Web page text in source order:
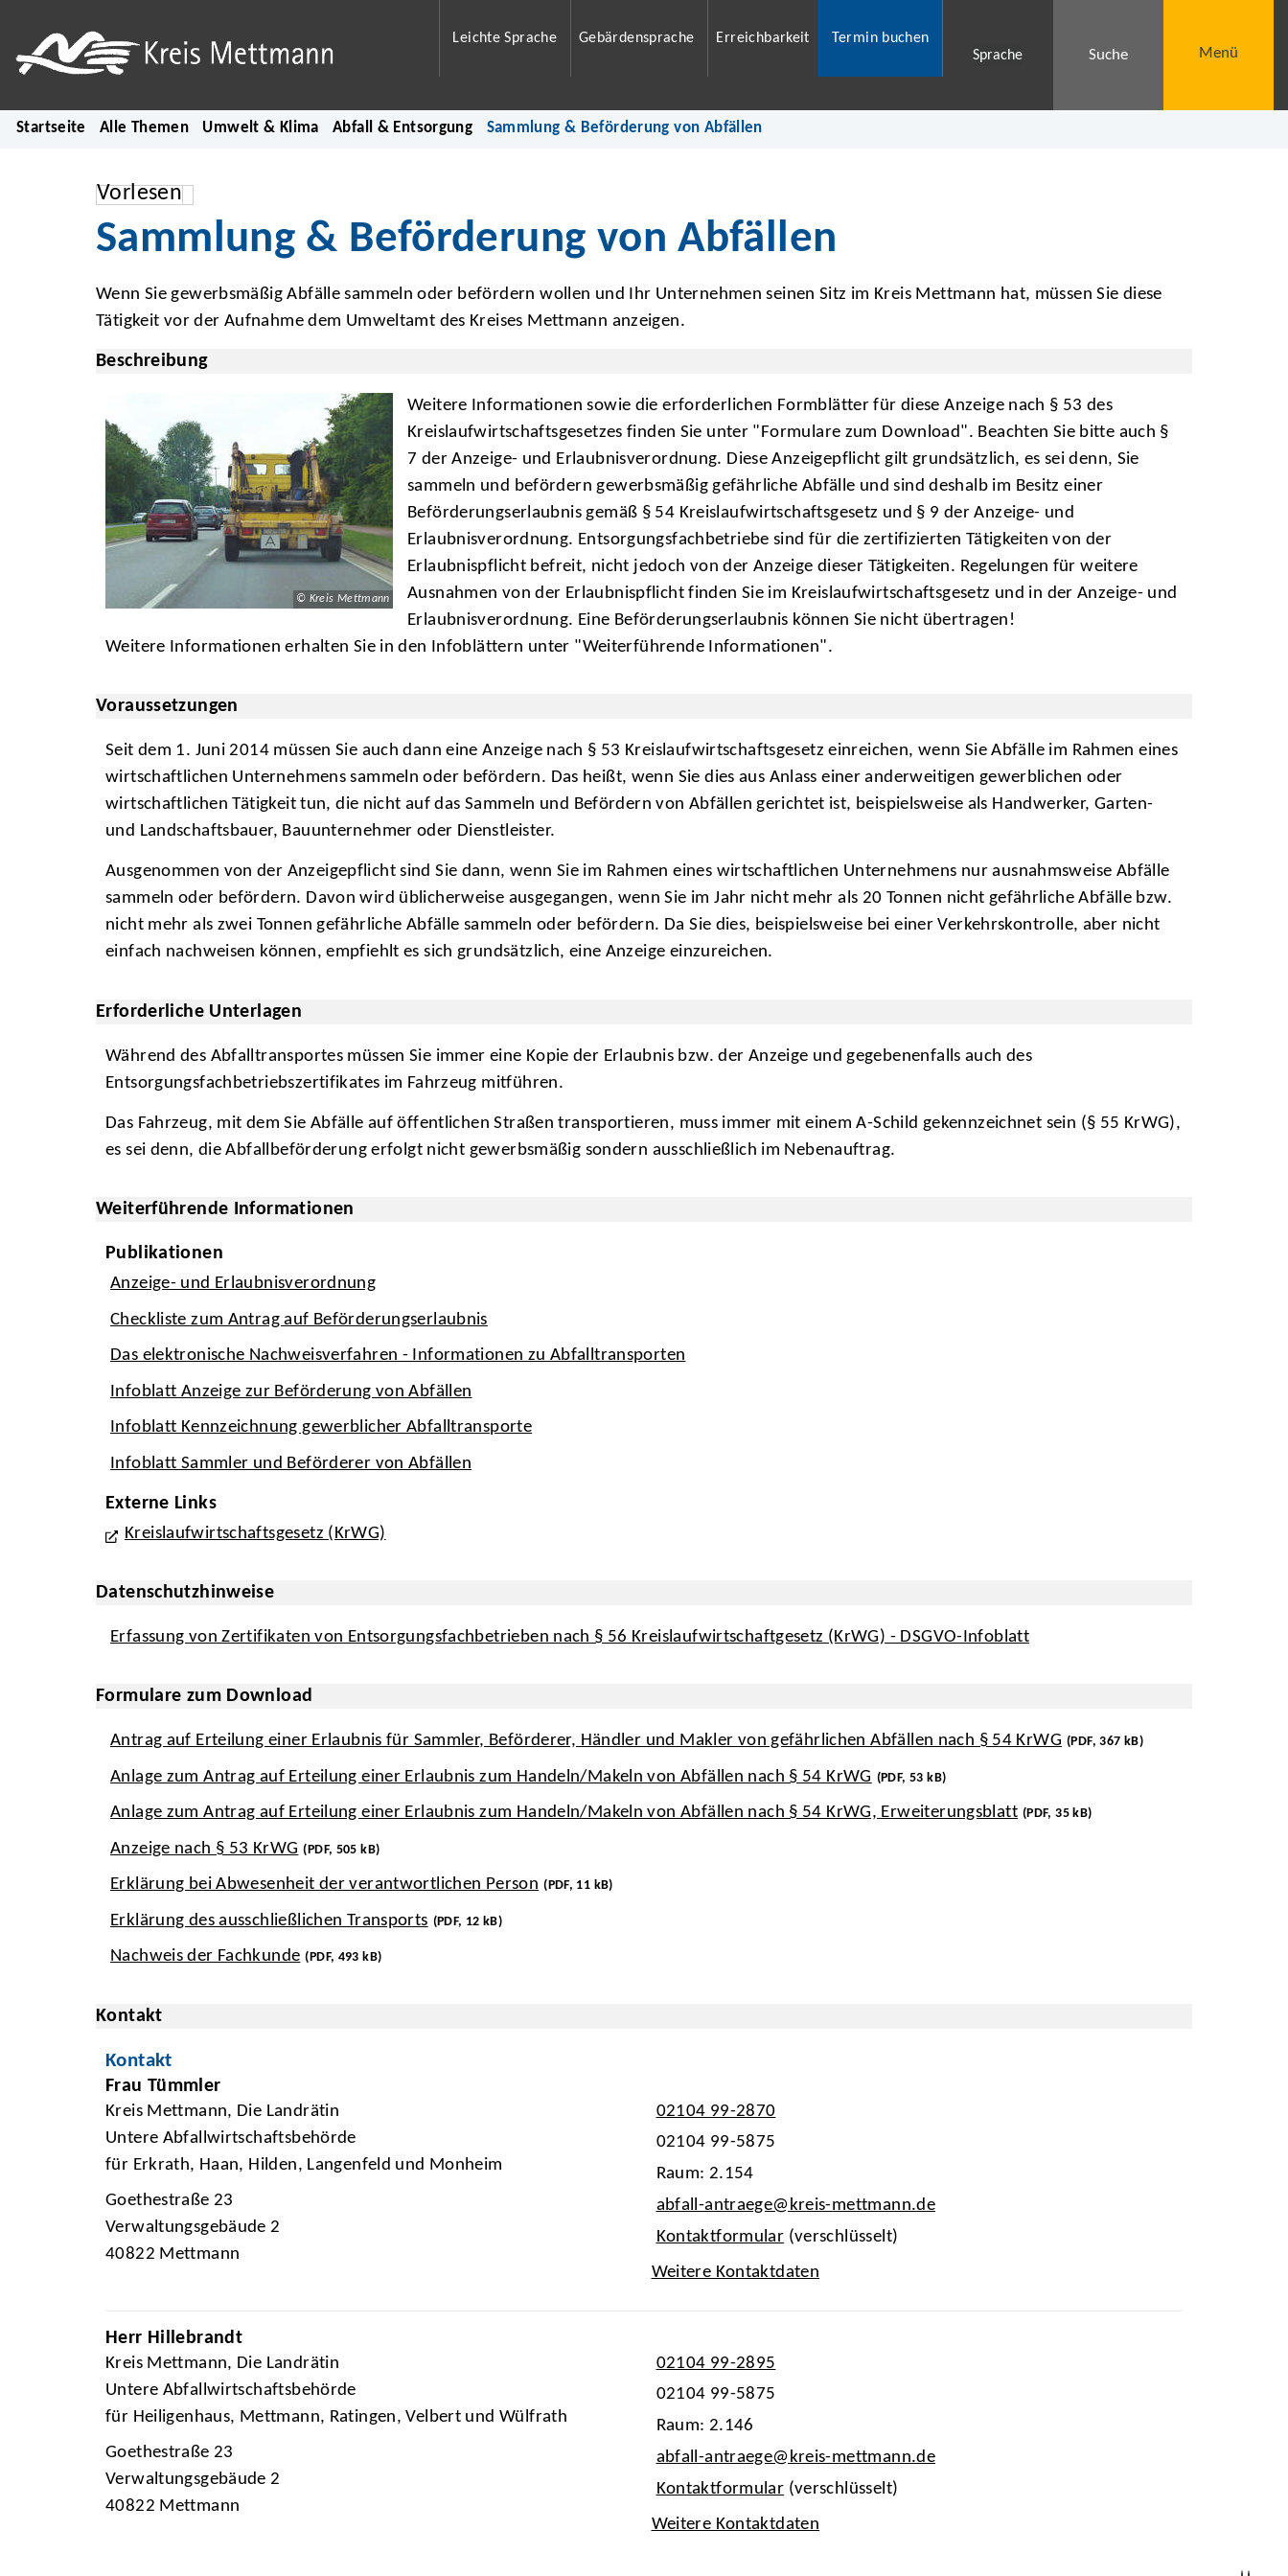
Leichte Sprache Gebärdensprache Erreichbarkeit
Termin buchen
Sprache
Suche Menü
Startseite Alle Themen Umwelt & Klima Abfall & Entsorgung Sammlung & Beförderung von Abfällen
Vorlesen
Sammlung & Beförderung von Abfällen
Wenn Sie gewerbsmäßig Abfälle sammeln oder befördern wollen und Ihr Unternehmen seinen Sitz im Kreis Mettmann hat, müssen Sie diese
Tätigkeit vor der Aufnahme dem Umweltamt des Kreises Mettmann anzeigen.
Beschreibung
© Kreis Mettmann
Weitere Informationen sowie die erforderlichen Formblätter für diese Anzeige nach § 53 des
Kreislaufwirtschaftsgesetzes finden Sie unter "Formulare zum Download". Beachten Sie bitte auch §
7 der Anzeige- und Erlaubnisverordnung. Diese Anzeigepflicht gilt grundsätzlich, es sei denn, Sie
sammeln und befördern gewerbsmäßig gefährliche Abfälle und sind deshalb im Besitz einer
Beförderungserlaubnis gemäß § 54 Kreislaufwirtschaftsgesetz und § 9 der Anzeige- und
Erlaubnisverordnung. Entsorgungsfachbetriebe sind für die zertifizierten Tätigkeiten von der
Erlaubnispflicht befreit, nicht jedoch von der Anzeige dieser Tätigkeiten. Regelungen für weitere
Ausnahmen von der Erlaubnispflicht finden Sie im Kreislaufwirtschaftsgesetz und in der Anzeige- und
Erlaubnisverordnung. Eine Beförderungserlaubnis können Sie nicht übertragen!
Weitere Informationen erhalten Sie in den Infoblättern unter "Weiterführende Informationen".
Voraussetzungen
Seit dem 1. Juni 2014 müssen Sie auch dann eine Anzeige nach § 53 Kreislaufwirtschaftsgesetz einreichen, wenn Sie Abfälle im Rahmen eines
wirtschaftlichen Unternehmens sammeln oder befördern. Das heißt, wenn Sie dies aus Anlass einer anderweitigen gewerblichen oder
wirtschaftlichen Tätigkeit tun, die nicht auf das Sammeln und Befördern von Abfällen gerichtet ist, beispielsweise als Handwerker, Garten-
und Landschaftsbauer, Bauunternehmer oder Dienstleister.
Ausgenommen von der Anzeigepflicht sind Sie dann, wenn Sie im Rahmen eines wirtschaftlichen Unternehmens nur ausnahmsweise Abfälle
sammeln oder befördern. Davon wird üblicherweise ausgegangen, wenn Sie im Jahr nicht mehr als 20 Tonnen nicht gefährliche Abfälle bzw.
nicht mehr als zwei Tonnen gefährliche Abfälle sammeln oder befördern. Da Sie dies, beispielsweise bei einer Verkehrskontrolle, aber nicht
einfach nachweisen können, empfiehlt es sich grundsätzlich, eine Anzeige einzureichen.
Erforderliche Unterlagen
Während des Abfalltransportes müssen Sie immer eine Kopie der Erlaubnis bzw. der Anzeige und gegebenenfalls auch des
Entsorgungsfachbetriebszertifikates im Fahrzeug mitführen.
Das Fahrzeug, mit dem Sie Abfälle auf öffentlichen Straßen transportieren, muss immer mit einem A-Schild gekennzeichnet sein (§ 55 KrWG),
es sei denn, die Abfallbeförderung erfolgt nicht gewerbsmäßig sondern ausschließlich im Nebenauftrag.
Weiterführende Informationen
Publikationen
Anzeige- und Erlaubnisverordnung
Checkliste zum Antrag auf Beförderungserlaubnis
Das elektronische Nachweisverfahren - Informationen zu Abfalltransporten
Infoblatt Anzeige zur Beförderung von Abfällen
Infoblatt Kennzeichnung gewerblicher Abfalltransporte
Infoblatt Sammler und Beförderer von Abfällen
Externe Links
Kreislaufwirtschaftsgesetz (KrWG)
Datenschutzhinweise
Erfassung von Zertifikaten von Entsorgungsfachbetrieben nach § 56 Kreislaufwirtschaftgesetz (KrWG) - DSGVO-Infoblatt
Formulare zum Download
Antrag auf Erteilung einer Erlaubnis für Sammler, Beförderer, Händler und Makler von gefährlichen Abfällen nach § 54 KrWG (PDF, 367 kB)
Anlage zum Antrag auf Erteilung einer Erlaubnis zum Handeln/Makeln von Abfällen nach § 54 KrWG (PDF, 53 kB)
Anlage zum Antrag auf Erteilung einer Erlaubnis zum Handeln/Makeln von Abfällen nach § 54 KrWG, Erweiterungsblatt (PDF, 35 kB)
Anzeige nach § 53 KrWG (PDF, 505 kB)
Erklärung bei Abwesenheit der verantwortlichen Person (PDF, 11 kB)
Erklärung des ausschließlichen Transports (PDF, 12 kB)
Nachweis der Fachkunde (PDF, 493 kB)
Kontakt
Kontakt
Frau Tümmler
Kreis Mettmann, Die Landrätin
Untere Abfallwirtschaftsbehörde
für Erkrath, Haan, Hilden, Langenfeld und Monheim
Goethestraße 23
Verwaltungsgebäude 2
40822 Mettmann
02104 99-2870
02104 99-5875
Raum: 2.154
abfall-antraege@kreis-mettmann.de
Kontaktformular (verschlüsselt)
Weitere Kontaktdaten
Herr Hillebrandt
Kreis Mettmann, Die Landrätin
Untere Abfallwirtschaftsbehörde
für Heiligenhaus, Mettmann, Ratingen, Velbert und Wülfrath
Goethestraße 23
Verwaltungsgebäude 2
40822 Mettmann
02104 99-2895
02104 99-5875
Raum: 2.146
abfall-antraege@kreis-mettmann.de
Kontaktformular (verschlüsselt)
Weitere Kontaktdaten